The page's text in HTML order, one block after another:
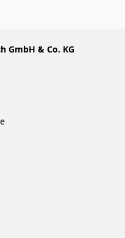
GmbH & Co. KG